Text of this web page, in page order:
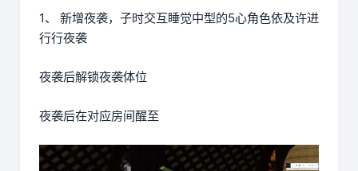
1、 新增夜袭，子时交互睡觉中型的5心角色依及许进
行行夜袭
夜袭后解锁夜袭体位
夜袭后在对应房间醒至